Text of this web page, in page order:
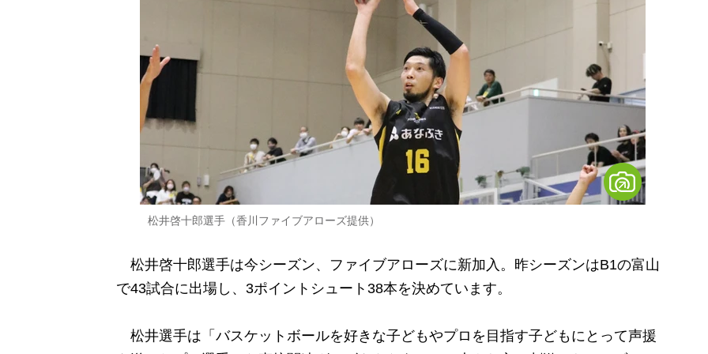
松井啓十郎選手（香川ファイブアローズ提供）
松井啓十郎選手は今シーズン、ファイブアローズに新加入。昨シーズンはB1の富山
で43試合に出場し、 3ポイントシュート38本を決めています。
松井選手は「バスケットボールを好きな子どもやプロを目指す子どもにとって声援